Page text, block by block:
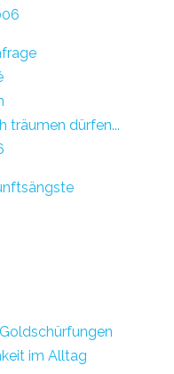
träumen dürfen...
im Alltag